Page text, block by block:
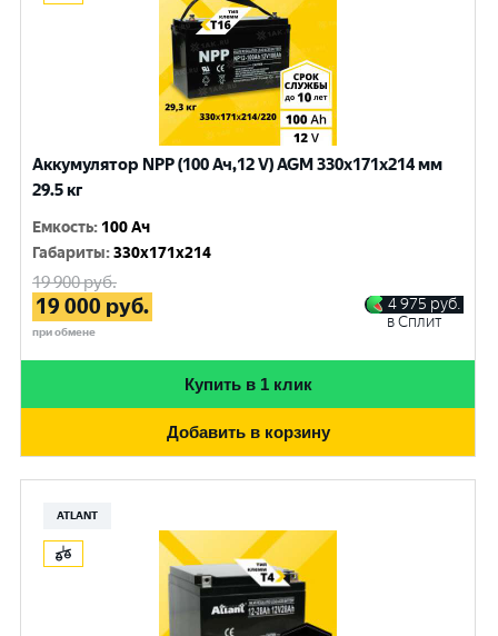
Аккумулятор NPP (100 Ач,12 V) AGM 330x171x214 мм
29.5 кг
Емкость: 100 Ач
Габариты:330x171x214
19 900руб.
19 000 руб.
при обмене
4 975 руб.
в Сплит
Купить в 1 клик
Добавить в корзину
ATLANT